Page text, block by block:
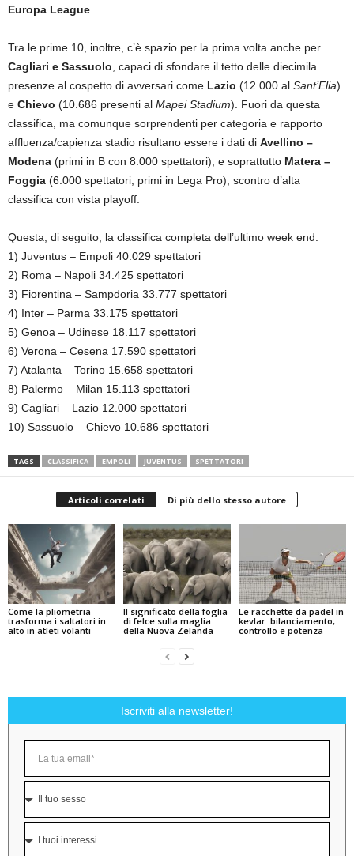
Europa League
Tra le prime 10, inoltre, c’è spazio per la prima volta anche per
Cagliari e Sassuolo , capaci di sfondare il tetto delle diecimila
presenze al cospetto di avversari come Lazio (12.000 al Sant’Elia)
e Chievo (10.686 presenti al Mapei Stadium). Fuori da questa
classifica, ma comunque sorprendenti per categoria e rapporto
affluenza/capienza stadio risultano essere i dati di Avellino –
Modena (primi in B con 8.000 spettatori), e soprattutto Matera –
Foggia (6.000 spettatori, primi in Lega Pro), scontro d’alta
classifica con vista playoff.
Questa, di seguito, la classifica completa dell’ultimo week end:
1) Juventus – Empoli 40.029 spettatori
2) Roma – Napoli 34.425 spettatori
3) Fiorentina – Sampdoria 33.777 spettatori
4) Inter – Parma 33.175 spettatori
5) Genoa – Udinese 18.117 spettatori
6) Verona – Cesena 17.590 spettatori
7) Atalanta – Torino 15.658 spettatori
8) Palermo – Milan 15.113 spettatori
9) Cagliari – Lazio 12.000 spettatori
10) Sassuolo – Chievo 10.686 spettatori
TAGS CLASSIFICA EMPOLI JUVENTUS SPETTATORI
Articoli correlati Di più dello stesso autore
Come la pliometria
trasforma i saltatori in
alto in atleti volanti
Il significato della foglia
di felce sulla maglia
della Nuova Zelanda
Le racchette da padel in
kevlar: bilanciamento,
controllo e potenza
Iscriviti alla newsletter!